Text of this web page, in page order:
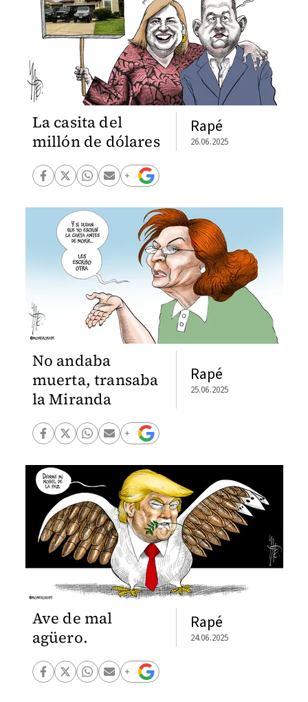
La casita del
millón de dólares
Rapé
26.06.2025
No andaba
muerta, transaba
la Miranda
Rapé
25.06.2025
Ave de mal
agüero.
Rapé
24.06.2025